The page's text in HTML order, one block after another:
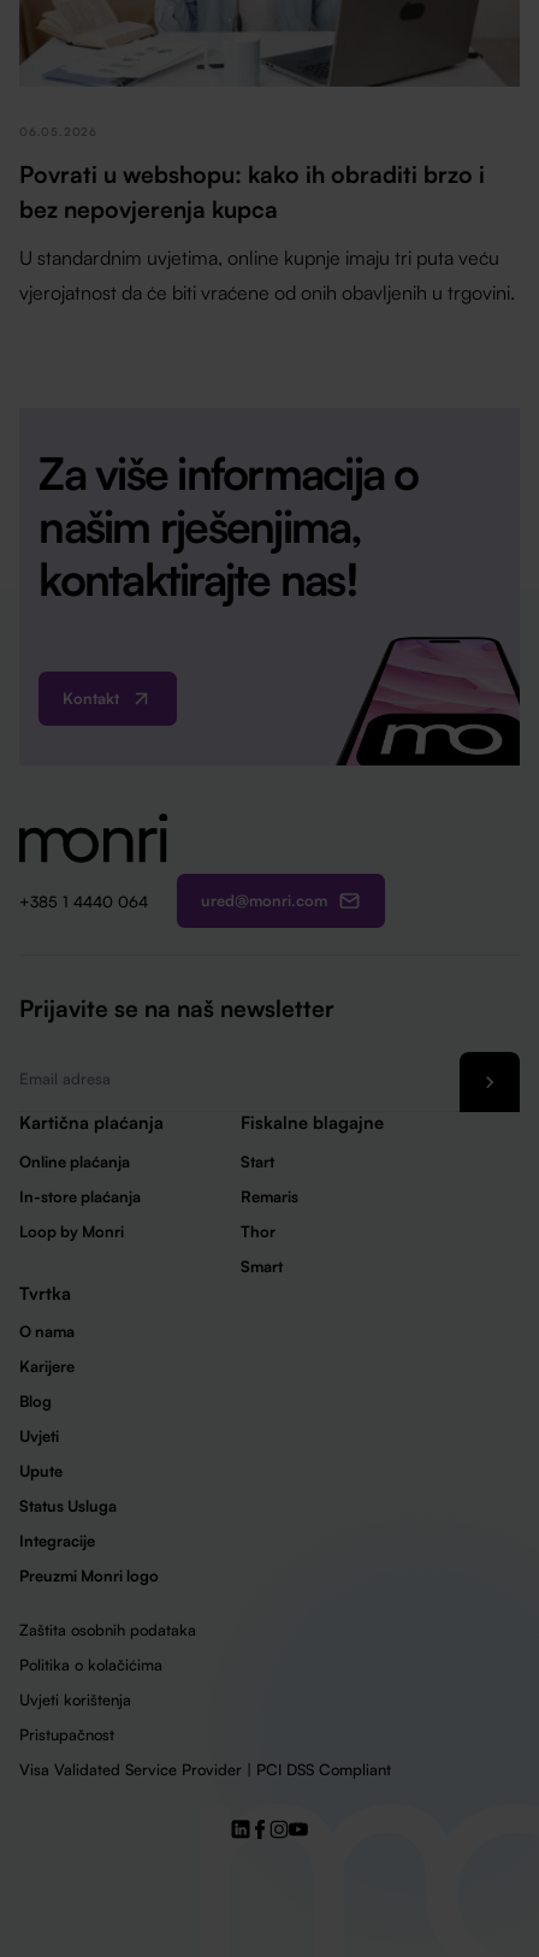
06.05.2026
Povrati u webshopu: kako ih obraditi brzo i
bez nepovjerenja kupca
U standardnim uvjetima, online kupnje imaju tri puta veću
vjerojatnost da će biti vraćene od onih obavljenih u trgovini.
Za više informacija o
našim rješenjima,
kontaktirajte nas!
Kontakt
+385 1 4440 064 ured@monri.com
Prijavite se na naš newsletter
Kartična plaćanja
Online plaćanja
In-store plaćanja
Loop by Monri
Fiskalne blagajne
Start
Remaris
Thor
Smart
Tvrtka
O nama
Karijere
Blog
Uvjeti
Upute
Status Usluga
Integracije
Preuzmi Monri logo
Zaštita osobnih podataka
Politika o kolačićima
Uvjeti korištenja
Pristupačnost
Visa Validated Service Provider | PCI DSS Compliant